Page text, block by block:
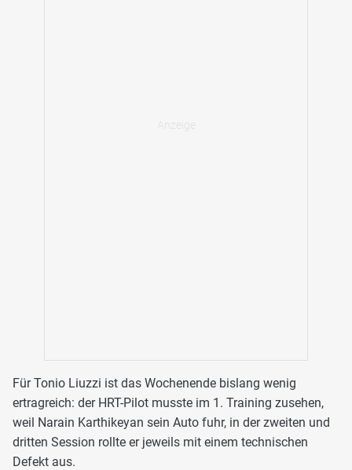
Für Tonio Liuzzi ist das Wochenende bislang wenig
ertragreich: der HRT-Pilot musste im 1. Training zusehen,
weil Narain Karthikeyan sein Auto fuhr, in der zweiten und
dritten Session rollte er jeweils mit einem technischen
Defekt aus.